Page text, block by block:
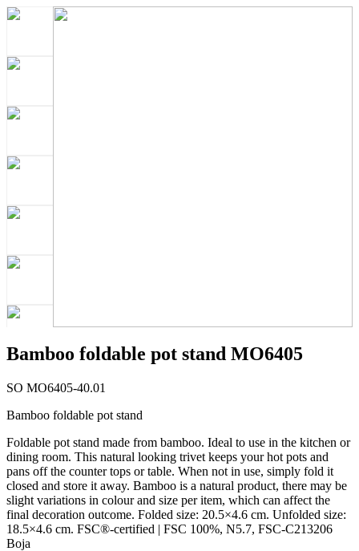
Bamboo foldable pot stand MO6405
SO MO6405-40.01
Bamboo foldable pot stand
Foldable pot stand made from bamboo. Ideal to use in the kitchen or
dining room. This natural looking trivet keeps your hot pots and
pans off the counter tops or table. When not in use, simply fold it
closed and store it away. Bamboo is a natural product, there may be
slight variations in colour and size per item, which can affect the
final decoration outcome. Folded size: 20.5×4.6 cm. Unfolded size:
18.5×4.6 cm. FSC®-certified | FSC 100%, N5.7, FSC-C213206
Boja